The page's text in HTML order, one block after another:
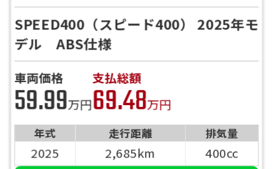
SPEED400（スピード400） 2025年モ
デル ABS仕様
車両価格
59.99万円
支払総額
69.48万円
年式 走行距離 排気量
2025 2,685km 400cc